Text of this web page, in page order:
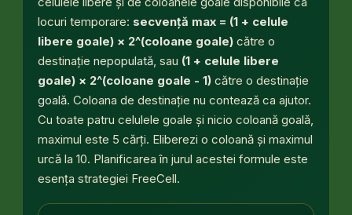
locuri temporare: secvență max = (1 + celule
libere goale) × 2^(coloane goale) către o
destinațienepopulată, sau (1 + celule libere
goale) × 2^(coloane goale - 1) către o destinație
goală. Coloana de destinație nu contează ca ajutor.
Cu toate patru celulele goale și nicio coloană goală,
maximul este 5 cărți. Eliberezi o coloană și maximul
urcă la 10. Planificarea în jurul acestei formule este
esența strategiei FreeCell.